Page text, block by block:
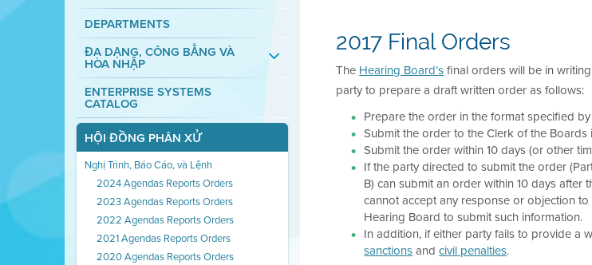
DEPARTMENTS
ĐA DẠNG, CÔNG BẰNG VÀ
HÒA NHẬP
ENTERPRISE SYSTEMS
CATALOG
HỘI ĐỒNG PHÂN XỬ
Nghị Trình, Báo Cáo, và Lệnh
2024 Agendas Reports Orders
2023 Agendas Reports Orders
2022 Agendas Reports Orders
2021 Agendas Reports Orders
2020 Agendas Reports Orders
2017 Final Orders
The Hearing Board’sfinal orders will be in
party to prepare a draft written order as follows:
Prepare the order in the format specified
Submit the order to the Clerk of the
Submit the order within 10 days (or other
If the party directed to submit the order
B) can submit an order within 10 days after
cannot accept any response or objection
Hearing Board to submit such information.
In addition, if either party fails to provide a
sanctionsandcivil penalties.